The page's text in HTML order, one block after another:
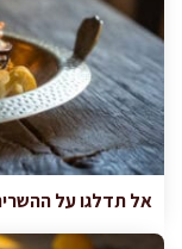
אל תדלגו על